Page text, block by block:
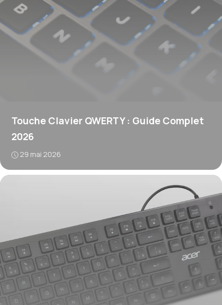
Touche Clavier QWERTY : Guide Complet
2026
29 mai 2026